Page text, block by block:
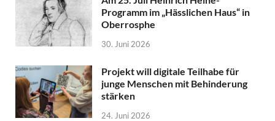
Programm im „Hässlichen Haus“ in
Oberrosphe
30. Juni 2026
Projekt will digitale Teilhabe für
junge Menschen mit Behinderung
stärken
24. Juni 2026